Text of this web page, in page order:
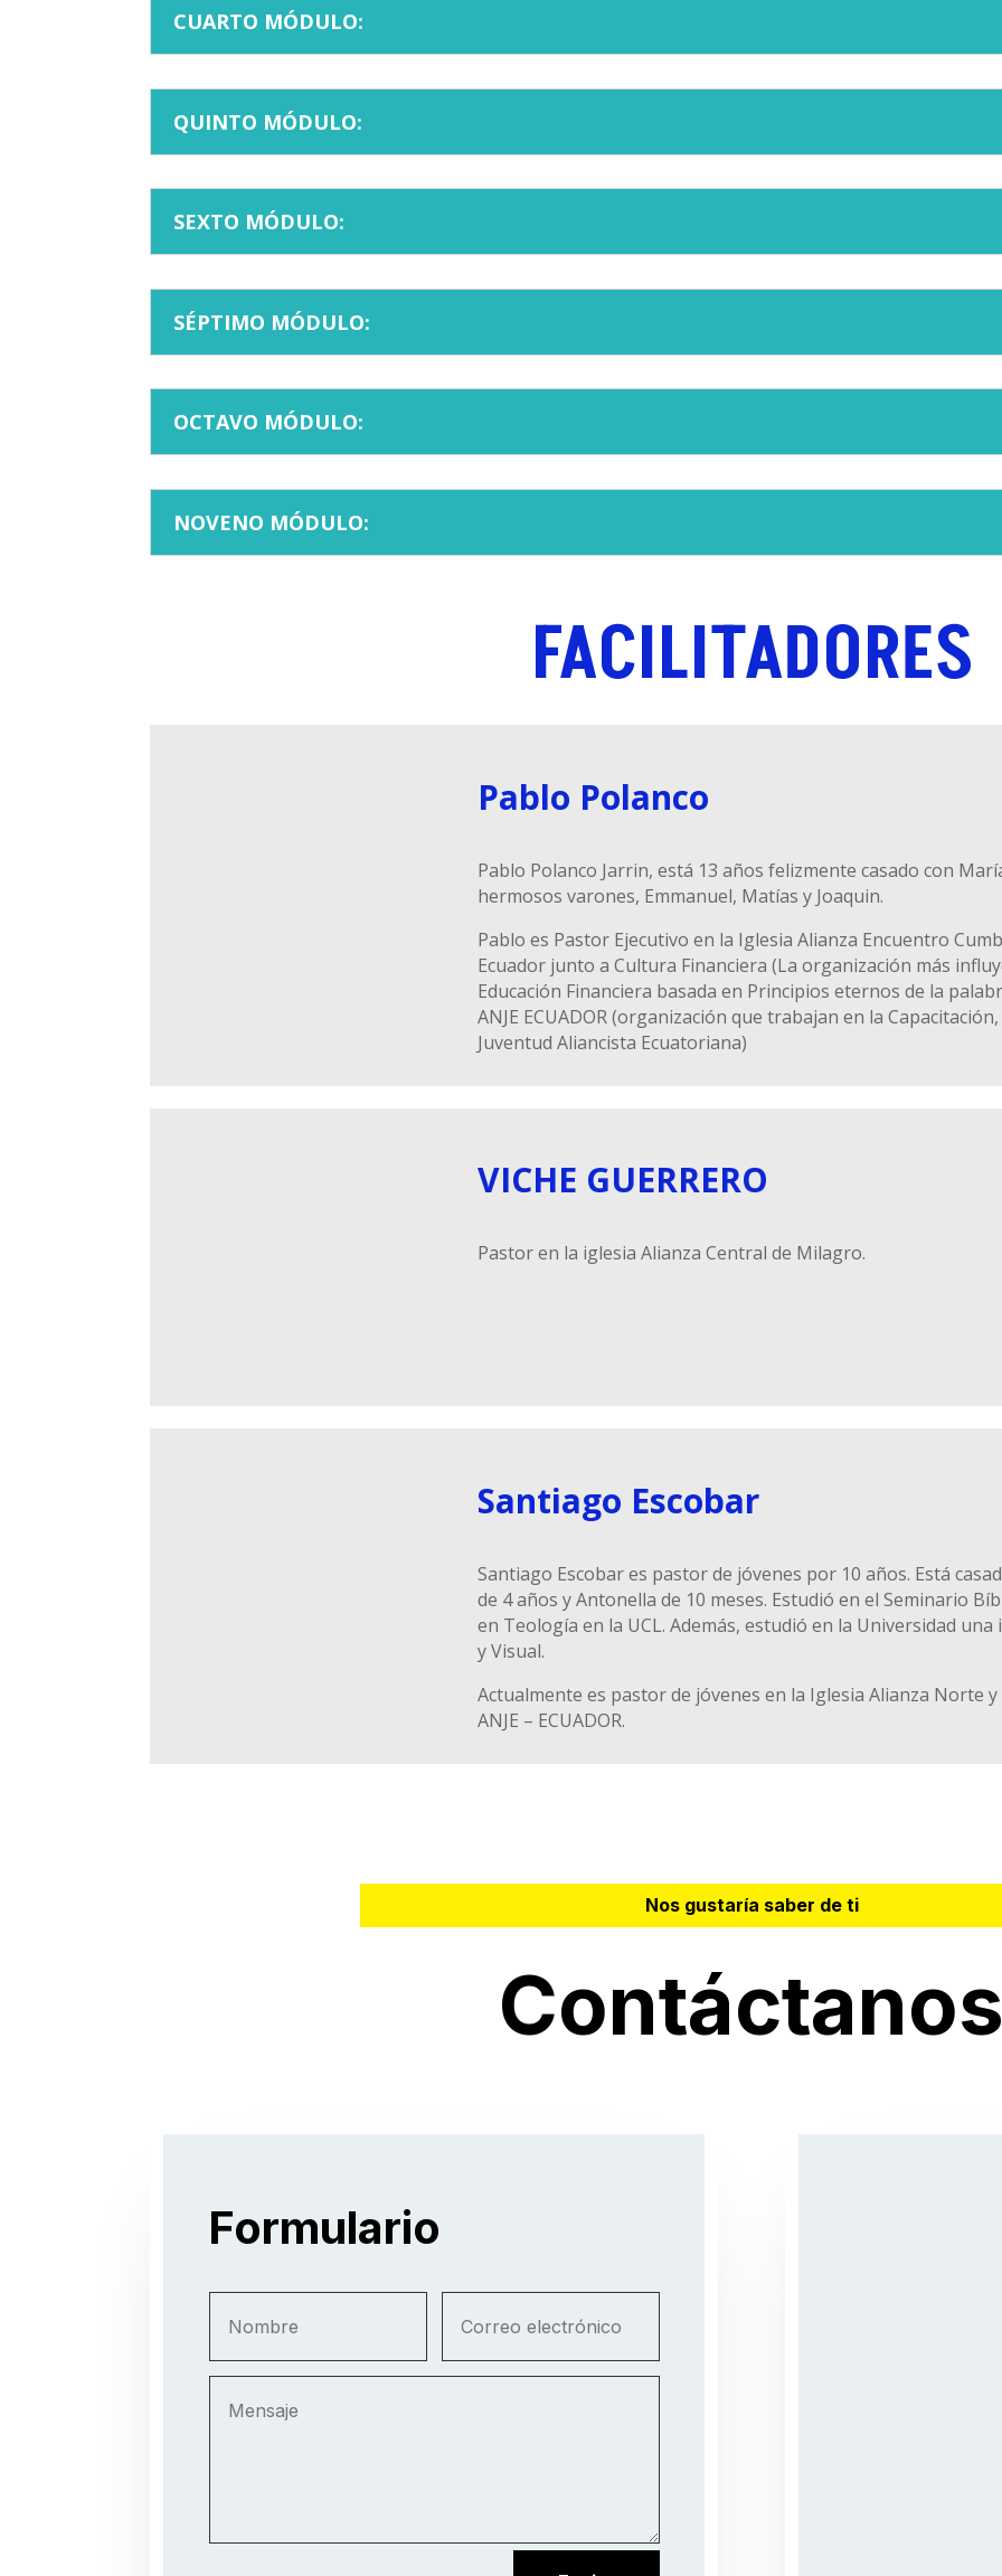
CUARTO MÓDULO:
QUINTO MÓDULO:
SEXTO MÓDULO:
SÉPTIMO MÓDULO:
OCTAVO MÓDULO:
NOVENO MÓDULO:
FACILITADORES
Pablo Polanco
Pablo Polanco Jarrin, está 13 años felizmente casado con
hermosos varones, Emmanuel, Matías y Joaquin.
Pablo es Pastor Ejecutivo en la Iglesia Alianza Encuentro
Ecuador junto a Cultura Financiera (La organización más
Educación Financiera basada en Principios eternos de la
ANJE ECUADOR (organización que trabajan en la
Juventud Aliancista Ecuatoriana)
VICHE GUERRERO
Pastor en la iglesia Alianza Central de Milagro.
Santiago Escobar
Santiago Escobar es pastor de jóvenes por 10 años. Está
de 4 años y Antonella de 10 meses. Estudió en el Seminario
en Teología en la UCL. Además, estudió en la Universidad
y Visual.
Actualmente es pastor de jóvenes en la Iglesia Alianza Norte
ANJE – ECUADOR.
Nos gustaría saber de ti
Contáctanos
Formulario